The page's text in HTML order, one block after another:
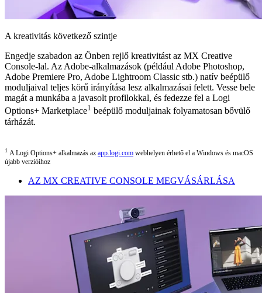
A kreativitás következő szintje
Engedje szabadon az Önben rejlő kreativitást az MX Creative
Console-lal. Az Adobe-alkalmazások (például Adobe Photoshop,
Adobe Premiere Pro, Adobe Lightroom Classic stb.) natív beépülő
moduljaival teljes körű irányítása lesz alkalmazásai felett. Vesse bele
magát a munkába a javasolt profilokkal, és fedezze fel a Logi
Options+ Marketplace1 beépülő moduljainak folyamatosan bővülő
tárházát.
1 A Logi Options+ alkalmazás az app.logi.com webhelyen érhető el a Windows és macOS
újabb verzióihoz
AZ MX CREATIVE CONSOLE MEGVÁSÁRLÁSA